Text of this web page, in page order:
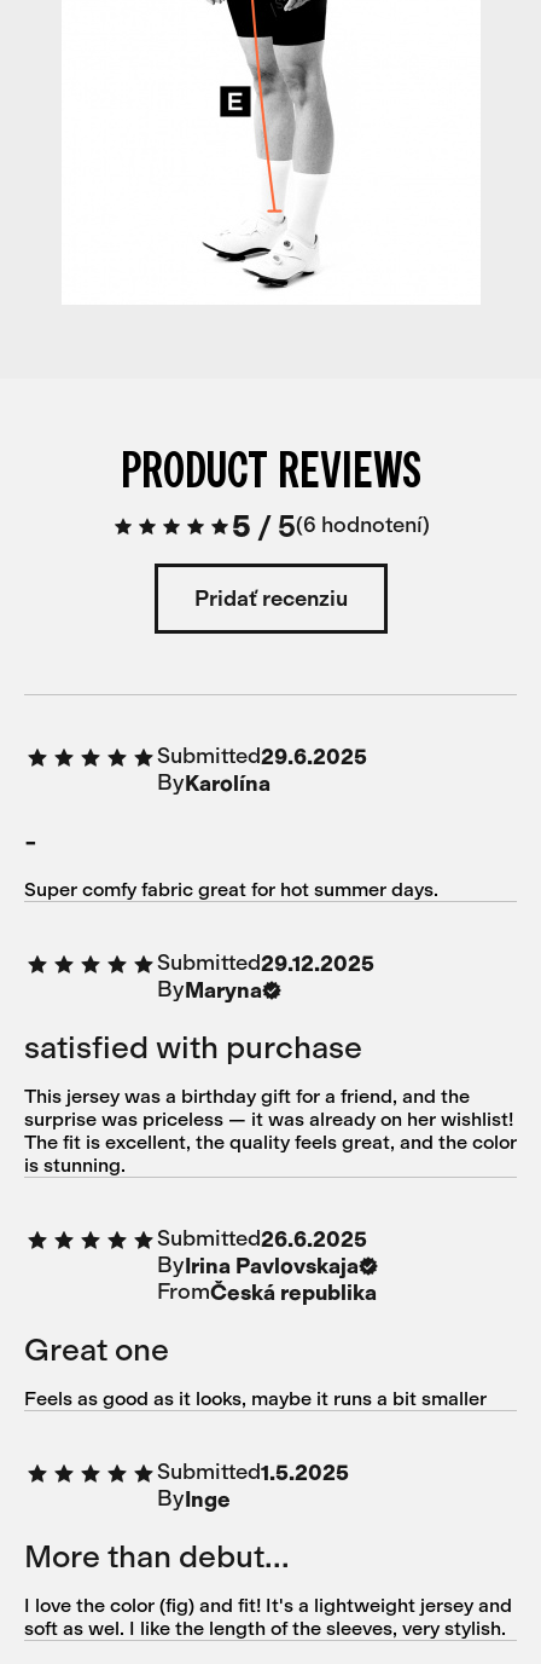
PRODUCT REVIEWS
5 /5 6 hodnotení
Pridať recenziu
Submitted29.6.2025
ByKarolína
-
Super comfy fabric great for hot summer days.
Submitted29.12.2025
ByMaryna
satisfied with purchase
This jersey was a birthday gift for a friend, and the
surprise was priceless — it was already on her wishlist!
The fit is excellent, the quality feels great, and the color
is stunning.
Submitted26.6.2025
ByIrina Pavlovskaja
FromČeská republika
Great one
Feels as good as it looks, maybe it runs a bit smaller
Submitted1.5.2025
ByInge
More than debut...
I love the color (fig) and fit! It's a lightweight jersey and
soft as wel. I like the length of the sleeves, very stylish.